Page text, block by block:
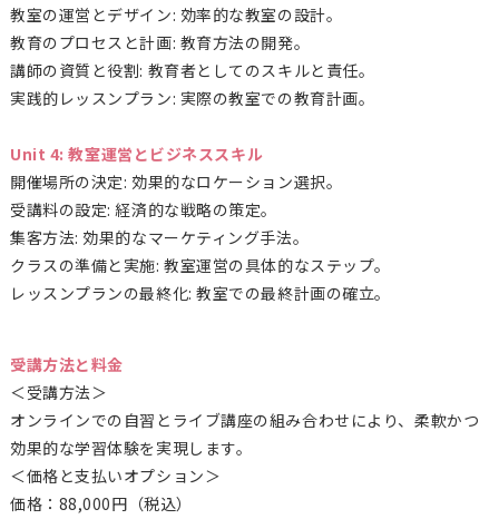
教室の運営とデザイン: 効率的な教室の設計。
教育のプロセスと計画: 教育方法の開発。
講師の資質と役割: 教育者としてのスキルと責任。
実践的レッスンプラン: 実際の教室での教育計画。
Unit 4: 教室運営とビジネススキル
開催場所の決定: 効果的なロケーション選択。
受講料の設定: 経済的な戦略の策定。
集客方法: 効果的なマーケティング手法。
クラスの準備と実施: 教室運営の具体的なステップ。
レッスンプランの最終化: 教室での最終計画の確立。
受講方法と料金
＜受講方法＞
オンラインでの自習とライブ講座の組み合わせにより、柔軟かつ
効果的な学習体験を実現します。
＜価格と支払いオプション＞
価格：88,000円（税込）